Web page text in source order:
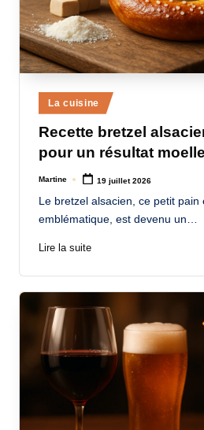
Posted
in
La cuisine
Recette bretzel
pour un résultat
Posted
Martine 19 juillet 2026
Le bretzel alsacien, ce petit
emblématique, est devenu un…
Lire la suite